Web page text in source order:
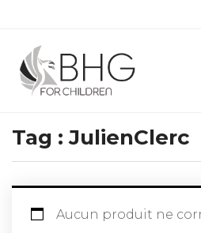
Tag :JulienClerc
Aucun produit ne